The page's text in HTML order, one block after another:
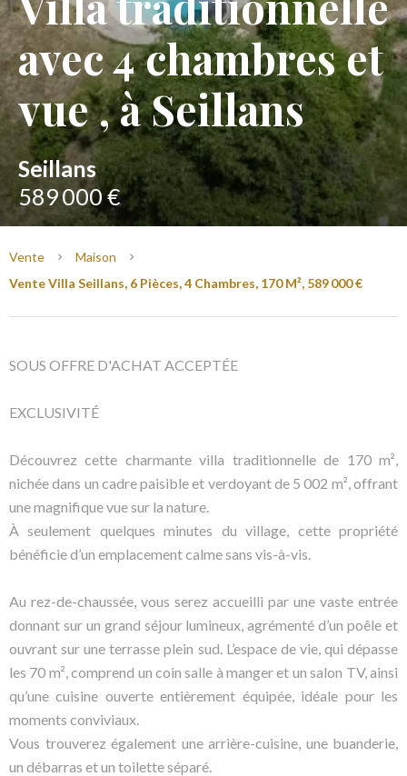
avec 4 chambres et
vue , à Seillans
Seillans
589 000 €
Vente
Maison
Vente Villa Seillans, 6 Pièces, 4 Chambres, 170 M², 589 000 €
SOUS OFFRE D'ACHAT ACCEPTÉE
EXCLUSIVITÉ
Découvrez cette charmante villa traditionnelle de 170 m²,
nichée dans un cadre paisible et verdoyant de 5 002 m², offrant
une magnifique vue sur la nature.
À seulement quelques minutes du village, cette propriété
bénéficie d’un emplacement calme sans vis-à-vis.
Au rez-de-chaussée, vous serez accueilli par une vaste entrée
donnant sur un grand séjour lumineux, agrémenté d’un poêle et
ouvrant sur une terrasse plein sud. L’espace de vie, qui dépasse
les 70 m², comprend un coin salle à manger et un salon TV, ainsi
qu’une cuisine ouverte entièrement équipée, idéale pour les
moments conviviaux.
Vous trouverez également une arrière-cuisine, une buanderie,
un débarras et un toilette séparé.